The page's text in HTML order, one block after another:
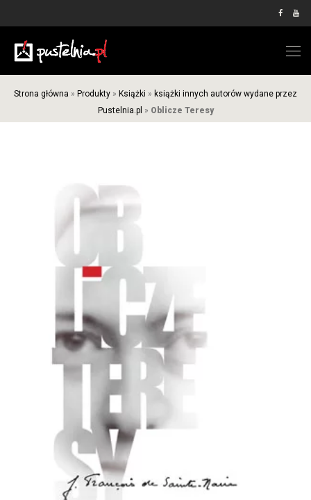
Strona główna » Produkty » Książki » książki innych autorów wydane przez
Pustelnia.pl » Oblicze Teresy